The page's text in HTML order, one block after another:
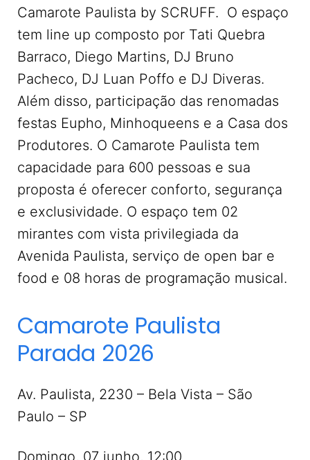
Camarote Paulista by SCRUFF. O espaço
tem line up composto por Tati Quebra
Barraco, Diego Martins, DJ Bruno
Pacheco, DJ Luan Poffo e DJ Diveras.
Além disso, participação das renomadas
festas Eupho, Minhoqueens e a Casa dos
Produtores. O Camarote Paulista tem
capacidade para 600 pessoas e sua
proposta é oferecer conforto, segurança
e exclusividade. O espaço tem 02
mirantes com vista privilegiada da
Avenida Paulista, serviço de open bar e
food e 08 horas de programação musical.
Camarote Paulista
Parada 2026
Av. Paulista, 2230 – Bela Vista – São
Paulo – SP